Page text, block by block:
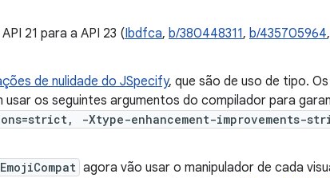
21 para a API 23 (Ibdfca, b/380448311, b/435705964,
de nulidade do JSpecify, que são de uso de tipo. Os
os seguintes argumentos do compilador para
-Xtype-enhancement-improvements-
EmojiCompat agora vão usar o manipulador de cada